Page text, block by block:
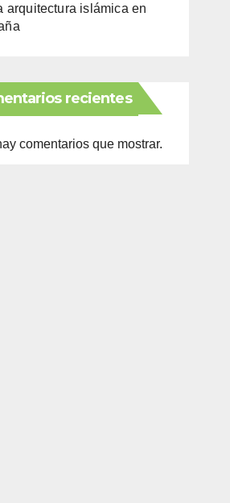
arquitectura islámica en
recientes
comentarios que mostrar.